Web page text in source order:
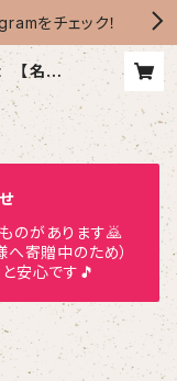
をチェック！
名前
おもち
のがあります🙇
へ寄贈中のため）
安心です🎵